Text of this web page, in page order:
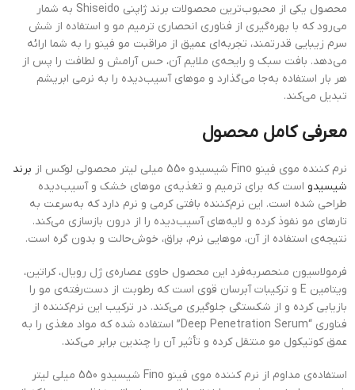
محصول یکی از محبوب‌ترین محصولات برند ژاپنی Shiseido به شمار
می‌رود که با بهره‌گیری از فناوری انحصاری ترمیم مو و استفاده از شش
سرم زیبایی قدرتمند، تجربه‌ای عمیق از مراقبت مو فینو را به شما ارائه
می‌دهد. بافت سبک و رایحه‌ی ملایم آن، حس آرامش و لطافت را پس از
هر بار استفاده به‌جا می‌گذارد و موهای آسیب‌دیده را به نرمی ابریشم
تبدیل می‌کند.
معرفی کامل محصول
نرم کننده موی فینو Fino شیسیدو 550 میلی لیتر محصولی لوکس از
برند
شیسیدو است که برای ترمیم و تغذیه‌ی موهای خشک و آسیب‌دیده
طراحی شده است. این نرم‌کننده بافتی کرمی و نرم دارد که به‌سرعت به
تارهای مو نفوذ کرده و لایه‌های آسیب‌دیده را از درون بازسازی می‌کند.
نتیجه‌ی استفاده از آن، موهایی نرم، براق، خوش‌حالت و بدون گره است.
فرمولاسیون منحصربه‌فرد این محصول حاوی عصاره‌ی ژل رویال، کراتین،
ویتامین E و ترکیبات آبرسان قوی است که رطوبت از دست‌رفته‌ی مو را
بازیابی کرده و از شکستگی جلوگیری می‌کند. در ترکیب این نرم‌کننده از
فناوری “Deep Penetration Serum” استفاده شده که مواد مغذی را به
عمق کوتیکول مو منتقل کرده و تأثیر آن را چندین برابر می‌کند.
استفاده‌ی مداوم از نرم کننده موی فینو Fino شیسیدو 550 میلی لیتر